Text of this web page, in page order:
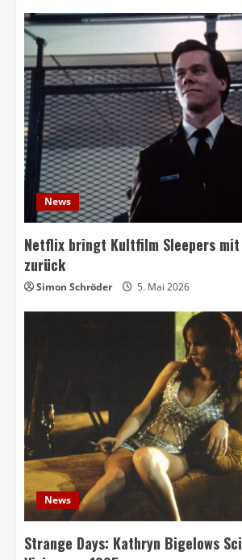
News
Netflix bringt Kultfilm Sleepers
zurück
Simon Schröder 5. Mai 2026
News
Strange Days: Kathryn Bigelows